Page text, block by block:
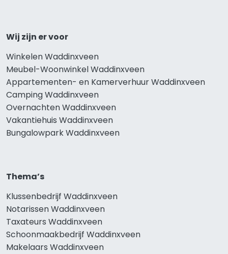
Wij zijn er voor
Winkelen Waddinxveen
Meubel-Woonwinkel Waddinxveen
Appartementen- en Kamerverhuur Waddinxveen
Camping Waddinxveen
Overnachten Waddinxveen
Vakantiehuis Waddinxveen
Bungalowpark Waddinxveen
Thema’s
Klussenbedrijf Waddinxveen
Notarissen Waddinxveen
Taxateurs Waddinxveen
Schoonmaakbedrijf Waddinxveen
Makelaars Waddinxveen